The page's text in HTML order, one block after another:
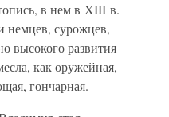
в нем в XIII в.
немцев, сурожцев,
высокого развития
как оружейная,
гончарная.